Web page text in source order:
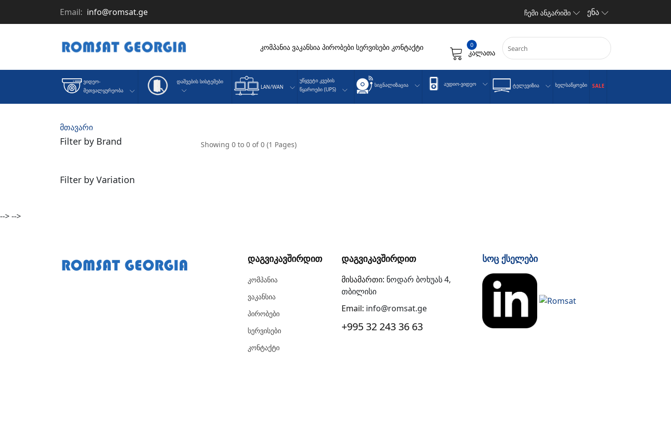
Email: info@romsat.ge ჩემი ანგარიში ენა
კომპანია ვაკანსია პირობები სერვისები კონტაქტი 0
კალათა
Ვიდეო-
Მეთვალყურეობა
Დაშვების Სისტემები
LAN/WAN
Უწყვეტი Კვების
Წყაროები (UPS)
Სიგნალიზაცია Აუდიო-Ვიდეო Ტელევიზია Ხელსაწყოები SALE
მთავარი
Filter by Brand
Filter by Variation
Showing 0 to 0 of 0 (1 Pages)
-->-->
Დაგვიკავშირდით
Კომპანია
Ვაკანსია
Პირობები
Სერვისები
Კონტაქტი
Დაგვიკავშირდით
მისამართი: ნოდარ ბოხუას 4,
თბილისი
Email: info@romsat.ge
+995 32 243 36 63
Სოც Ქსელები